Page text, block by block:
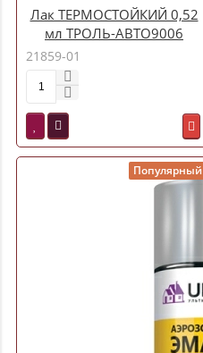
Лак ТЕРМОСТОЙКИЙ 0,52
мл ТРОЛЬ-АВТО9006
21859-01
Популярный